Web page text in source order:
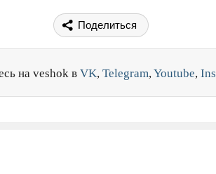
Поделиться
на veshok в VK, Telegram,Youtube,